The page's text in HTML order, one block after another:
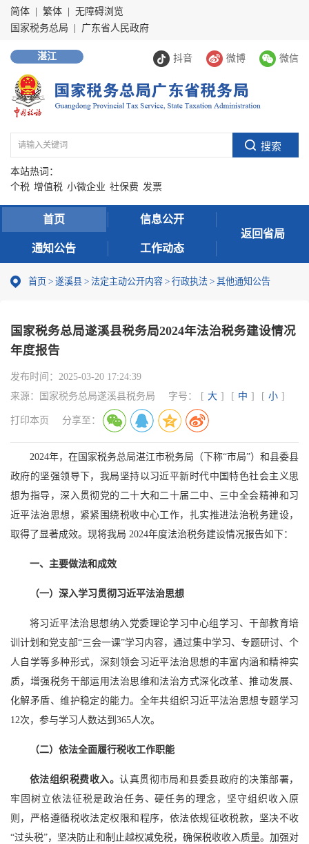
简体 繁体
无障碍浏览
国家税务总局
广东省人民政府
抖音 微博 微信
湛江
本站热词：
个税 增值税 小微企业 社保费 发票
首页 信息公开
通知公告 工作动态
返回省局
首页 > 遂溪县 > 法定主动公开内容 > 行政执法 > 其他通知公告
国家税务总局遂溪县税务局2024年法治税务建设情况
年度报告
发布时间： 2025-03-20 17:24:39
来源：
国家税务总局遂溪县税务局 字号： [ 大 ] [ 中 ] [ 小 ]
打印本页 分享至：
2024年，在国家税务总局湛江市税务局（下称“市局”）和县委县
政府的坚强领导下，我局坚持以习近平新时代中国特色社会主义思
想为指导，深入贯彻党的二十大和二十届二中、三中全会精神和习
近平法治思想，紧紧围绕税收中心工作，扎实推进法治税务建设，
取得了显著成效。现将我局 2024年度法治税务建设情况报告如下：
一、主要做法和成效
（一）深入学习贯彻习近平法治思想
将习近平法治思想纳入党委理论学习中心组学习、干部教育培
训计划和党支部“三会一课”学习内容，通过集中学习、专题研讨、个
人自学等多种形式，深刻领会习近平法治思想的丰富内涵和精神实
质，增强税务干部运用法治思维和法治方式深化改革、推动发展、
化解矛盾、维护稳定的能力。全年共组织习近平法治思想专题学习
12次，参与学习人数达到365人次。
（二）依法全面履行税收工作职能
依法组织税费收入。认真贯彻市局和县委县政府的决策部署，
牢固树立依法征税是政治任务、硬任务的理念，坚守组织收入原
则，严格遵循税收法定权限和程序，依法依规征收税款，坚决不收
“过头税”，坚决防止和制止越权减免税，确保税收收入质量。加强对